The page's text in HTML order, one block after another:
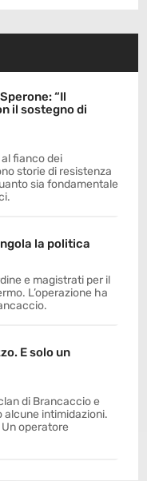
“Il
il sostegno di
fianco dei
storie di resistenza
sia fondamentale
la politica
e magistrati per il
L’operazione ha
E solo un
di Brancaccio e
alcune intimidazioni.
operatore